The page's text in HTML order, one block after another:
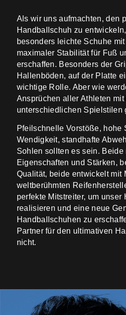
Als wir uns aufmachten, den
Handballschuh zu
besonders leichte Schuhe
maximaler Stabilität für Fuß
erschaffen. Besonders der
Hallenböden, auf der Platte
wichtige Rolle. Aber wie
Ansprüchen aller Athleten mit
unterschiedlichen Spielstilen
Pfeilschnelle Vorstöße, hohe
Wendigkeit, standhafte
Sohlen sollten es sein.
Eigenschaften und Stärken,
Qualität, beide entwickelt mit
weltberühmten
perfekte Mitstreiter, um unser
realisieren und eine neue
Handballschuhen zu
Partner für den ultimativen
nicht.